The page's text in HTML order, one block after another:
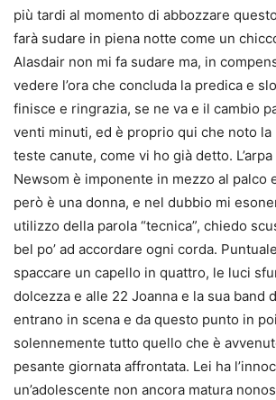
più tardi al momento di abbozzare
farà sudare in piena notte come un
Alasdair non mi fa sudare ma, in
vedere l’ora che concluda la predica e
finisce e ringrazia, se ne va e il cambio
venti minuti, ed è proprio qui che noto la
teste canute, come vi ho già detto.
Newsom è imponente in mezzo al palco
però è una donna, e nel dubbio mi
utilizzo della parola “tecnica”, chiedo
bel po’ ad accordare ogni corda.
spaccare un capello in quattro, le luci
dolcezza e alle 22 Joanna e la sua band
entrano in scena e da questo punto in
solennemente tutto quello che è
pesante giornata affrontata. Lei ha
un’adolescente non ancora matura